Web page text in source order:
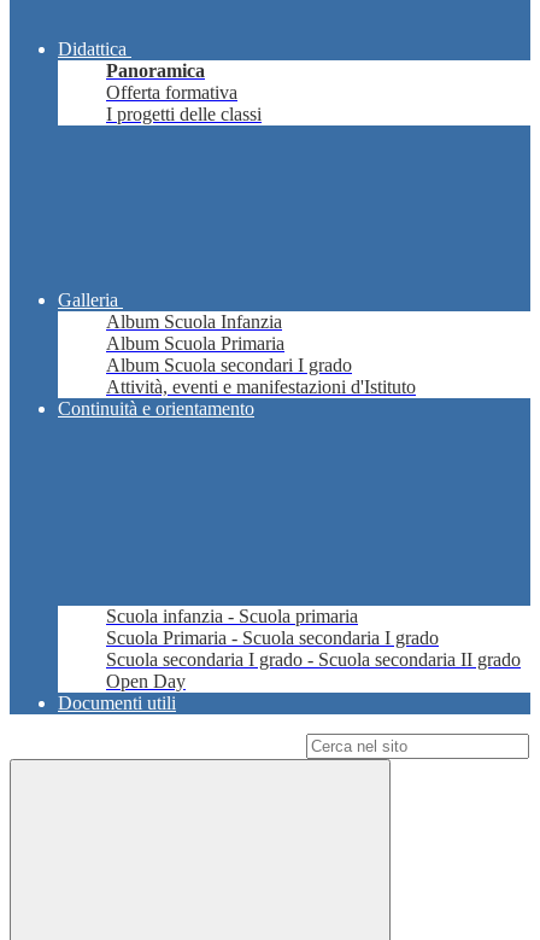
Didattica
Panoramica
Offerta formativa
I progetti delle classi
Galleria
Album Scuola Infanzia
Album Scuola Primaria
Album Scuola secondari I grado
Attività, eventi e manifestazioni d'Istituto
Continuità e orientamento
Scuola infanzia - Scuola primaria
Scuola Primaria - Scuola secondaria I grado
Scuola secondaria I grado - Scuola secondaria II grado
Open Day
Documenti utili